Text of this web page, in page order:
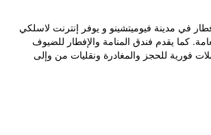
في مدينة فيوميتشينو و يوفر إنترنت لاسلكي
كما يقدم فندق المنامة والإفطار للضيوف
فورية للحجز والمغادرة ونقليات من وإلى